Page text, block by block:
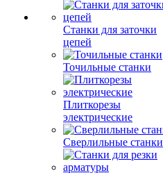
Станки для заточки
цепей
Точильные станки
Плиткорезы
электрические
Сверлильные станки